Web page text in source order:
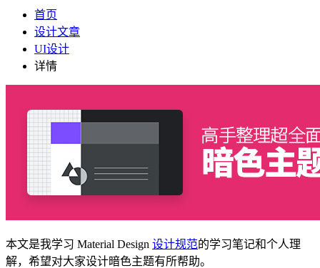
首页
设计文章
UI设计
详情
本文是我学习 Material Design 设计规范的学习笔记和个人理
解，希望对大家设计暗色主题有所帮助。